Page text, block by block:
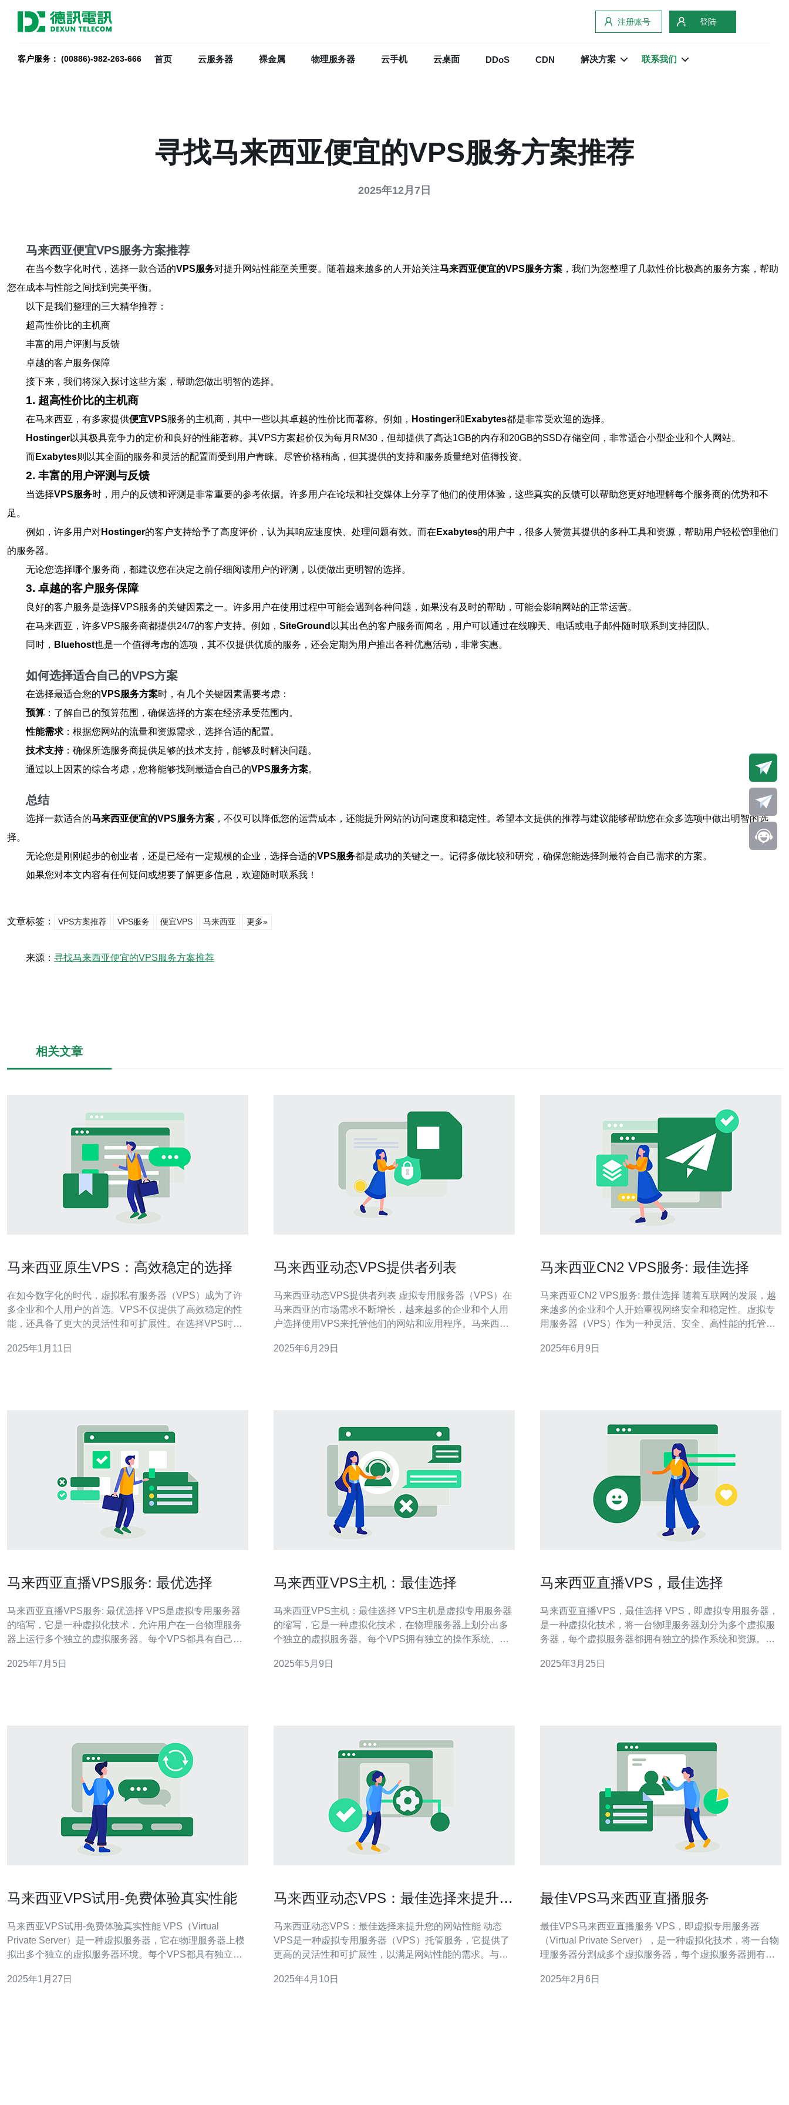
注册账号 登陆
客户服务： (00886)-982-263-666 首页 云服务器 裸金属 物理服务器 云手机 云桌面 DDoS CDN 解决方案 联系我们
寻找马来西亚便宜的VPS服务方案推荐
2025年12月7日
马来西亚便宜VPS服务方案推荐
在当今数字化时代，选择一款合适的VPS服务对提升网站性能至关重要。随着越来越多的人开始关注马来西亚便宜的VPS服务方案 ，我们为您整理了几款性价比极高的服务方案，帮助
您在成本与性能之间找到完美平衡。
以下是我们整理的三大精华推荐：
超高性价比的主机商
丰富的用户评测与反馈
卓越的客户服务保障
接下来，我们将深入探讨这些方案，帮助您做出明智的选择。
1. 超高性价比的主机商
在马来西亚，有多家提供便宜VPS服务的主机商，其中一些以其卓越的性价比而著称。例如， Hostinger和 Exabytes都是非常受欢迎的选择。
Hostinger以其极具竞争力的定价和良好的性能著称。其VPS方案起价仅为每月RM30，但却提供了高达1GB的内存和20GB的SSD存储空间，非常适合小型企业和个人网站。
而Exabytes则以其全面的服务和灵活的配置而受到用户青睐。尽管价格稍高，但其提供的支持和服务质量绝对值得投资。
2. 丰富的用户评测与反馈
当选择VPS服务时，用户的反馈和评测是非常重要的参考依据。许多用户在论坛和社交媒体上分享了他们的使用体验，这些真实的反馈可以帮助您更好地理解每个服务商的优势和不
足。
例如，许多用户对Hostinger的客户支持给予了高度评价，认为其响应速度快、处理问题有效。而在 Exabytes的用户中，很多人赞赏其提供的多种工具和资源，帮助用户轻松管理他们
的服务器。
无论您选择哪个服务商，都建议您在决定之前仔细阅读用户的评测，以便做出更明智的选择。
3. 卓越的客户服务保障
良好的客户服务是选择VPS服务的关键因素之一。许多用户在使用过程中可能会遇到各种问题，如果没有及时的帮助，可能会影响网站的正常运营。
在马来西亚，许多VPS服务商都提供24/7的客户支持。例如， SiteGround 以其出色的客户服务而闻名，用户可以通过在线聊天、电话或电子邮件随时联系到支持团队。
同时， Bluehost也是一个值得考虑的选项，其不仅提供优质的服务，还会定期为用户推出各种优惠活动，非常实惠。
如何选择适合自己的VPS方案
在选择最适合您的VPS服务方案时，有几个关键因素需要考虑：
预算 ：了解自己的预算范围，确保选择的方案在经济承受范围内。
性能需求 ：根据您网站的流量和资源需求，选择合适的配置。
技术支持：确保所选服务商提供足够的技术支持，能够及时解决问题。
通过以上因素的综合考虑，您将能够找到最适合自己的VPS服务方案。
总结
选择一款适合的马来西亚便宜的VPS服务方案 ，不仅可以降低您的运营成本，还能提升网站的访问速度和稳定性。希望本文提供的推荐与建议能够帮助您在众多选项中做出明智的选
择。
无论您是刚刚起步的创业者，还是已经有一定规模的企业，选择合适的VPS服务都是成功的关键之一。记得多做比较和研究，确保您能选择到最符合自己需求的方案。
如果您对本文内容有任何疑问或想要了解更多信息，欢迎随时联系我！
文章标签： VPS方案推荐 VPS服务 便宜VPS 马来西亚 更多»
来源： 寻找马来西亚便宜的VPS服务方案推荐
相关文章
马来西亚原生VPS：高效稳定的选择
在如今数字化的时代，虚拟私有服务器（VPS）成为了许
多企业和个人用户的首选。VPS不仅提供了高效稳定的性
能，还具备了更大的灵活性和可扩展性。在选择VPS时，
性能和稳定性给用户带来了无限的可能性。 马来西亚原生
2025年1月11日
马来西亚动态VPS提供者列表
马来西亚动态VPS提供者列表 虚拟专用服务器（VPS）在
马来西亚的市场需求不断增长，越来越多的企业和个人用
户选择使用VPS来托管他们的网站和应用程序。马来西亚
施和技术支持，吸引了许多VPS提供者进入这个市场。 以
2025年6月29日
马来西亚CN2 VPS服务: 最佳选择
马来西亚CN2 VPS服务: 最佳选择 随着互联网的发展，越
来越多的企业和个人开始重视网络安全和稳定性。虚拟专
用服务器（VPS）作为一种灵活、安全、高性能的托管解
时，马来西亚CN2 VPS服务成为许多人的首选。 CN2是中
2025年6月9日
马来西亚直播VPS服务: 最优选择
马来西亚直播VPS服务: 最优选择 VPS是虚拟专用服务器
的缩写，它是一种虚拟化技术，允许用户在一台物理服务
器上运行多个独立的虚拟服务器。每个VPS都具有自己的
一台独立的物理服务器一样。 马来西亚是东南亚地区的重
2025年7月5日
马来西亚VPS主机：最佳选择
马来西亚VPS主机：最佳选择 VPS主机是虚拟专用服务器
的缩写，它是一种虚拟化技术，在物理服务器上划分出多
个独立的虚拟服务器。每个VPS拥有独立的操作系统、磁
站。 马来西亚VPS主机具有以下优势：
2025年5月9日
马来西亚直播VPS，最佳选择
马来西亚直播VPS，最佳选择 VPS，即虚拟专用服务器，
是一种虚拟化技术，将一台物理服务器划分为多个虚拟服
务器，每个虚拟服务器都拥有独立的操作系统和资源。
择操作系统、安装软件和进行配置。 马来西亚作为东南亚
2025年3月25日
马来西亚VPS试用-免费体验真实性能
马来西亚VPS试用-免费体验真实性能 VPS（Virtual
Private Server）是一种虚拟服务器，它在物理服务器上模
拟出多个独立的虚拟服务器环境。每个VPS都具有独立的
网站。 马来西亚作为东南亚的发达国家，在互联网和信息
2025年1月27日
马来西亚动态VPS：最佳选择来提升您
马来西亚动态VPS：最佳选择来提升您的网站性能 动态
VPS是一种虚拟专用服务器（VPS）托管服务，它提供了
更高的灵活性和可扩展性，以满足网站性能的需求。与传
的流量和需求进行动态分配，以确保网站始终运行在最佳
2025年4月10日
最佳VPS马来西亚直播服务
最佳VPS马来西亚直播服务 VPS，即虚拟专用服务器
（Virtual Private Server），是一种虚拟化技术，将一台物
理服务器分割成多个虚拟服务器，每个虚拟服务器拥有独
网络直播的普及，越来越多的个人和企业需要一个可靠的
2025年2月6日